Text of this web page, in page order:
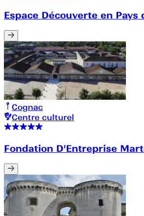
Espace Découverte en Pays
Cognac
Centre culturel
Fondation D'Entreprise